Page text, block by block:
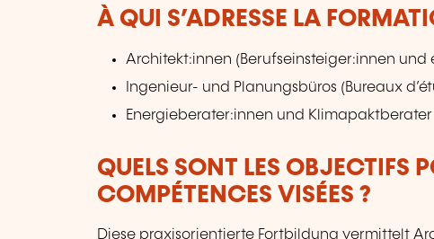
À QUI S’ADRESSE LA
Architekt:innen (Berufseinsteiger:innen und
Ingenieur- und Planungsbüros (Bureaux
Energieberater:innen und Klimapaktberater
QUELS SONT LES OBJECTIFS
COMPÉTENCES VISÉES ?
Diese praxisorientierte Fortbildung vermittelt